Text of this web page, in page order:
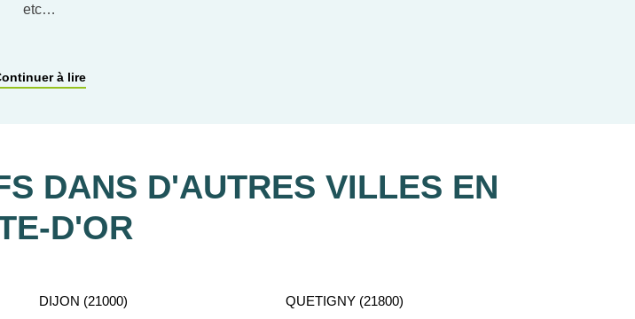
etc…
PERSONNALISÉ
à lire
DANS D'AUTRES VILLES EN
D'OR
DIJON (21000) QUETIGNY (21800)